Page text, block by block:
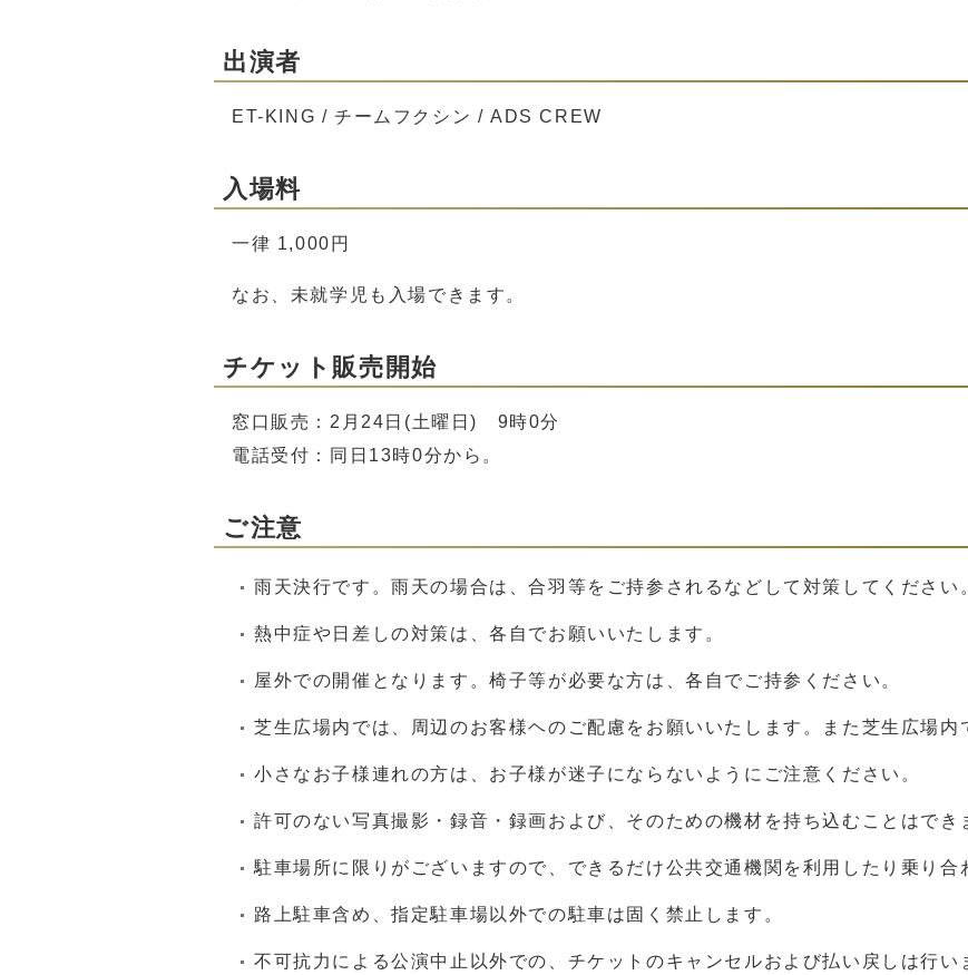
出演者
ET-KING / チームフクシン / ADS CREW
入場料
一律 1,000円
なお、未就学児も入場できます。
チケット販売開始
窓口販売：2月24日(土曜日) 9時0分
電話受付：同日13時0分から。
ご注意
雨天決行です。雨天の場合は、合羽等をご持参されるなどして対策してください
熱中症や日差しの対策は、各自でお願いいたします。
屋外での開催となります。椅子等が必要な方は、各自でご持参ください。
芝生広場内では、周辺のお客様ヘのご配慮をお願いいたします。また芝生広場内
小さなお子様連れの方は、お子様が迷子にならないようにご注意ください。
許可のない写真撮影・録音・録画および、そのための機材を持ち込むことはでき
駐車場所に限りがございますので、できるだけ公共交通機関を利用したり乗り合
路上駐車含め、指定駐車場以外での駐車は固く禁止します。
不可抗力による公演中止以外での、チケットのキャンセルおよび払い戻しは行い